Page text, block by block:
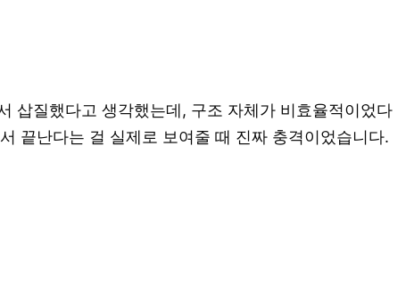
삽질했다고 생각했는데, 구조 자체가 비효율적이었다
끝난다는 걸 실제로 보여줄 때 진짜 충격이었습니다.